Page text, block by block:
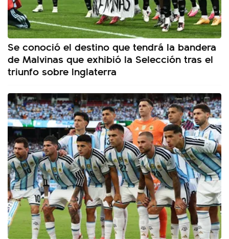
Se conoció el destino que tendrá la bandera
de Malvinas que exhibió la Selección tras el
triunfo sobre Inglaterra